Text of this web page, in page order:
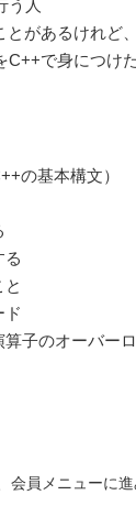
う人
があるけれど
C++で身につけ
の基本構文）
る
ド
子のオーバー
会員メニューに進